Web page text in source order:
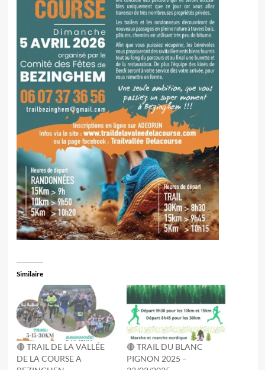
Similaire
🔴 TRAIL DE LA VALLÉE
DE LA COURSE A
🔴 TRAIL DU BLANC
PIGNON 2025 –